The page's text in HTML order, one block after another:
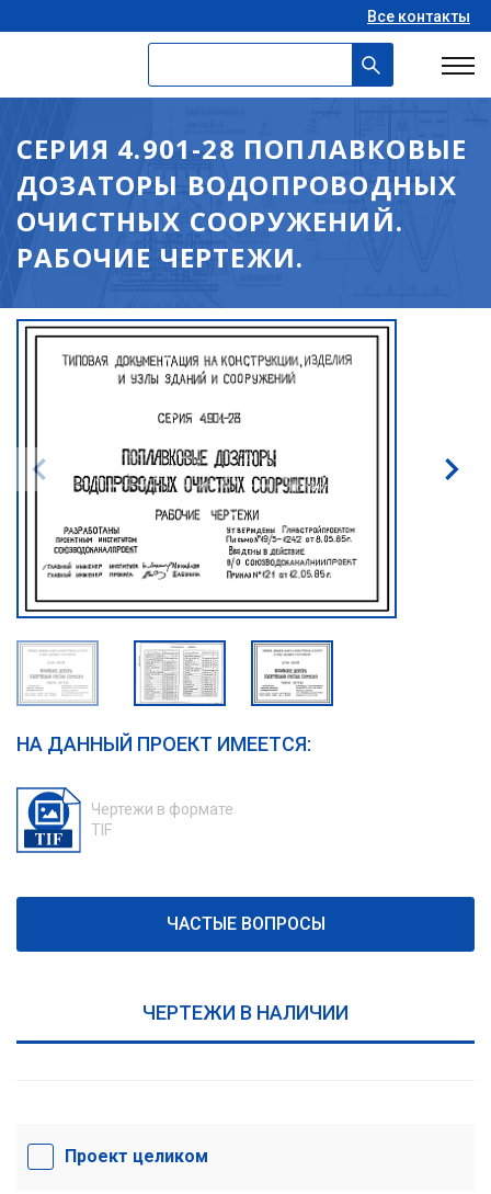
Все контакты
СЕРИЯ 4.901-28 ПОПЛАВКОВЫЕ
ДОЗАТОРЫ ВОДОПРОВОДНЫХ
ОЧИСТНЫХ СООРУЖЕНИЙ.
РАБОЧИЕ ЧЕРТЕЖИ.
НА ДАННЫЙ ПРОЕКТ ИМЕЕТСЯ:
Чертежи в формате
TIF
ЧАСТЫЕ ВОПРОСЫ
ЧЕРТЕЖИ В НАЛИЧИИ
Проект целиком